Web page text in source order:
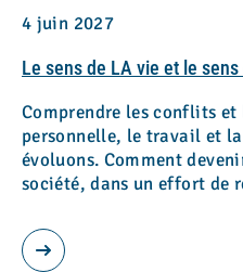
4 juin 2027
Le sens de LA vie et le
Comprendre les conflits
personnelle, le travail et
évoluons. Comment
société, dans un effort de